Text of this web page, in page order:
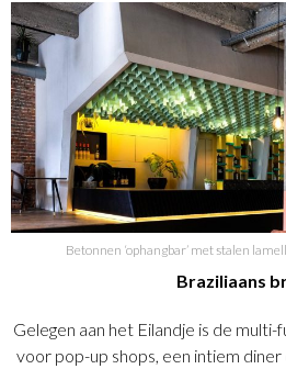
Betonnen ‘ophangbar’ met stalen
Braziliaans
Gelegen aan het Eilandje is de
voor pop-up shops, een intiem